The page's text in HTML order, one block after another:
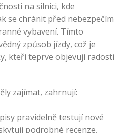
na silnici, kde
se chránit před nebezpečím
vybavení. Tímto
způsob jízdy, což je
kteří teprve objevují radosti
zajímat, zahrnují:
pravidelně testují nové
podrobné recenze,